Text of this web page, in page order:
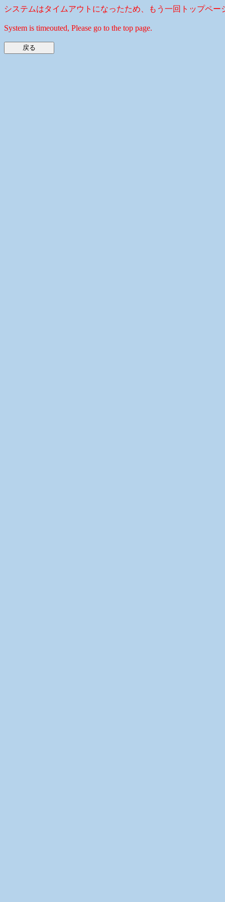
システムはタイムアウトになったため、もう一回トップペー
System is timeouted, Please go to the top page.